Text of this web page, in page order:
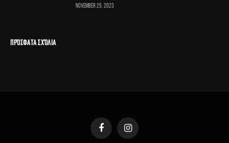
November 25, 2023
ΠΡΌΣΦΑΤΑ ΣΧΌΛΙΑ
FacebookInstagram